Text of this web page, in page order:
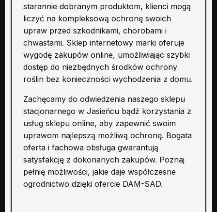
starannie dobranym produktom, klienci mogą
liczyć na kompleksową ochronę swoich
upraw przed szkodnikami, chorobami i
chwastami. Sklep internetowy marki oferuje
wygodę zakupów online, umożliwiając szybki
dostęp do niezbędnych środków ochrony
roślin bez konieczności wychodzenia z domu.
Zachęcamy do odwiedzenia naszego sklepu
stacjonarnego w Jasieńcu bądź korzystania z
usług sklepu online, aby zapewnić swoim
uprawom najlepszą możliwą ochronę. Bogata
oferta i fachowa obsługa gwarantują
satysfakcję z dokonanych zakupów. Poznaj
pełnię możliwości, jakie daje współczesne
ogrodnictwo dzięki ofercie DAM-SAD.